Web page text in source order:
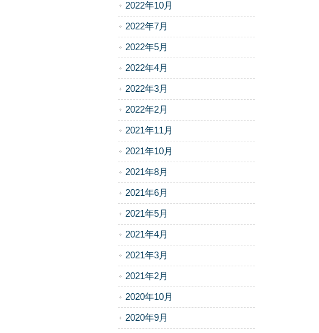
2022年10月
2022年7月
2022年5月
2022年4月
2022年3月
2022年2月
2021年11月
2021年10月
2021年8月
2021年6月
2021年5月
2021年4月
2021年3月
2021年2月
2020年10月
2020年9月